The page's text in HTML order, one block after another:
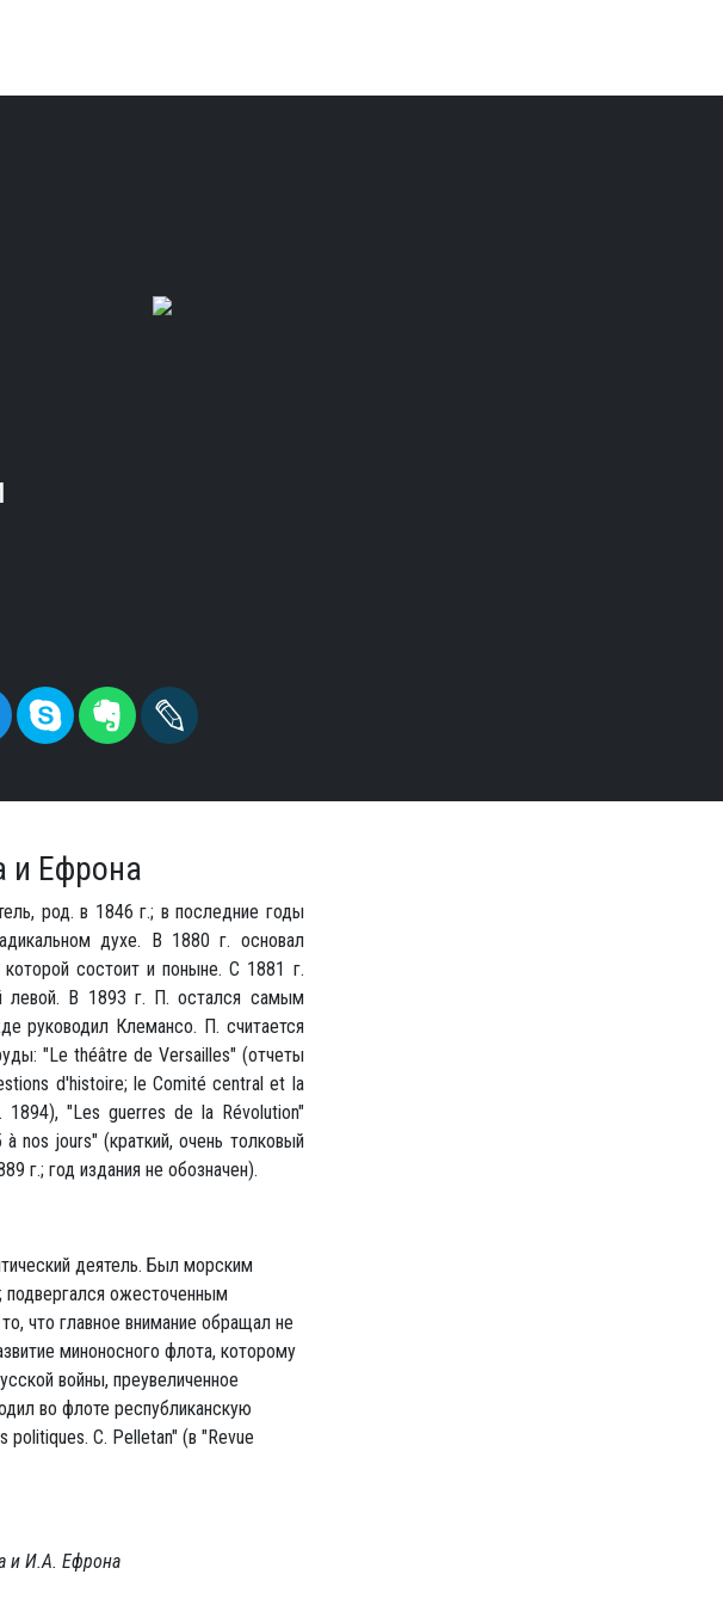
и Ефрона
род. в 1846 г.; в последние годы
духе. В 1880 г. основал
состоит и поныне. С 1881 г.
левой. В 1893 г. П. остался самым
руководил Клемансо. П. считается
"Le théâtre de Versailles" (отчеты
d'histoire; le Comité central et la
"Les guerres de la Révolution"
nos jours" (краткий, очень толковый
г.; год издания не обозначен).
деятель. Был морским
ожесточенным
что главное внимание обращал не
миноносного флота, которому
войны, преувеличенное
во флоте республиканскую
politiques. С. Pelletan" (в "Revue
и И.А. Ефрона